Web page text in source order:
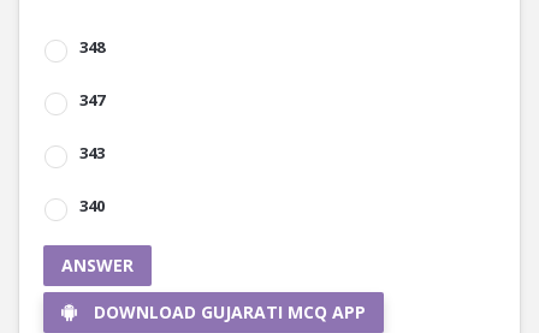
348
347
343
340
ANSWER
DOWNLOAD GUJARATI MCQ APP